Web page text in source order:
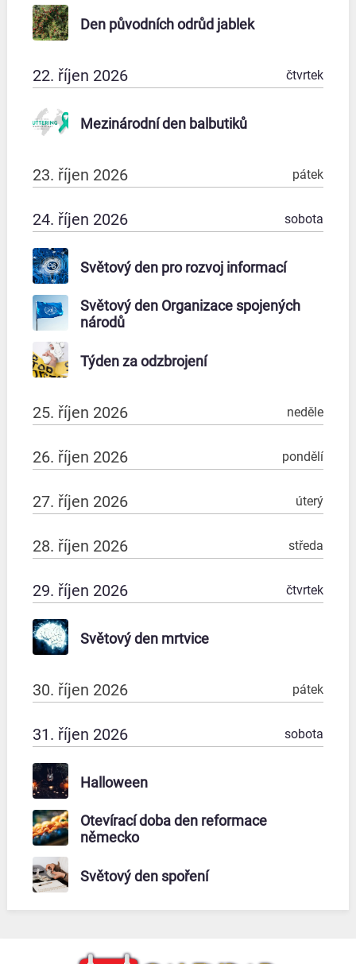
Den původních odrůd jablek
22. říjen 2026 čtvrtek
Mezinárodní den balbutiků
23. říjen 2026 pátek
24. říjen 2026 sobota
Světový den pro rozvoj informací
Světový den Organizace spojených
národů
Týden za odzbrojení
25. říjen 2026 neděle
26. říjen 2026 pondělí
27. říjen 2026 úterý
28. říjen 2026 středa
29. říjen 2026 čtvrtek
Světový den mrtvice
30. říjen 2026 pátek
31. říjen 2026 sobota
Halloween
Otevírací doba den reformace
německo
Světový den spoření